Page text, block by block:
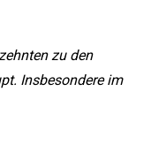
zu den
Insbesondere im